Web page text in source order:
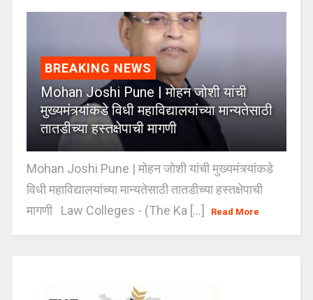
BREAKING NEWS
Mohan Joshi Pune | मोहन जोशी यांची
मुख्यमंत्र्यांकडे विधी महाविद्यालयांच्या मान्यतेसाठी
तातडीच्या हस्तक्षेपाची मागणी
Mohan Joshi Pune | मोहन जोशी यांची मुख्यमंत्र्यांकडे
विधी महाविद्यालयांच्या मान्यतेसाठी तातडीच्या हस्तक्षेपाची
मागणी Law Colleges - (The Ka [...]
Read More